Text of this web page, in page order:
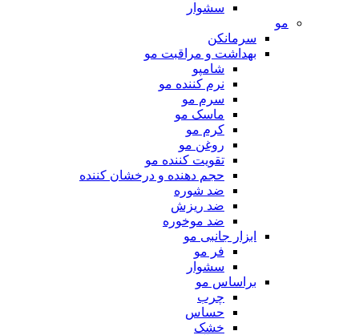
سشوار
مو
سرمانکن
بهداشت و مراقبت مو
شامپو
نرم کننده مو
سرم مو
ماسک مو
کرم مو
روغن مو
تقویت کننده مو
حجم دهنده و درخشان کننده
ضد شوره
ضد ریزش
ضد موخوره
ابزار جانبی مو
فر مو
سشوار
براساس مو
چرب
حساس
خشک